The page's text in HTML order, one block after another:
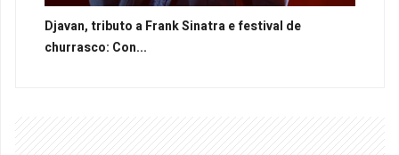
Djavan, tributo a Frank Sinatra e festival de
churrasco: Con...